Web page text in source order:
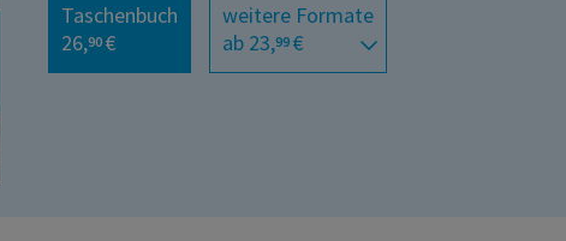
Taschenbuch
26,90 €
weitere Formate
ab 23,99 €